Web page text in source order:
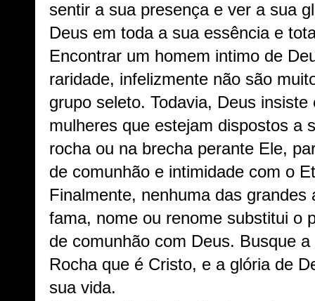
sentir a sua presença e ver a sua
Deus em toda a sua essência e
Encontrar um homem intimo de
raridade, infelizmente não são
grupo seleto. Todavia, Deus
mulheres que estejam dispostos a
rocha ou na brecha perante Ele,
de comunhão e intimidade com o
Finalmente, nenhuma das
fama, nome ou renome substitui o
de comunhão com Deus. Busque
Rocha que é Cristo, e a glória de
sua vida.